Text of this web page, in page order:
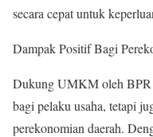
secara cepat untuk
Dampak Positif Bagi
Dukung UMKM oleh BPR
bagi pelaku usaha, tetapi
perekonomian daerah.